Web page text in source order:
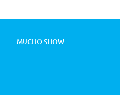
MUCHO SHOW